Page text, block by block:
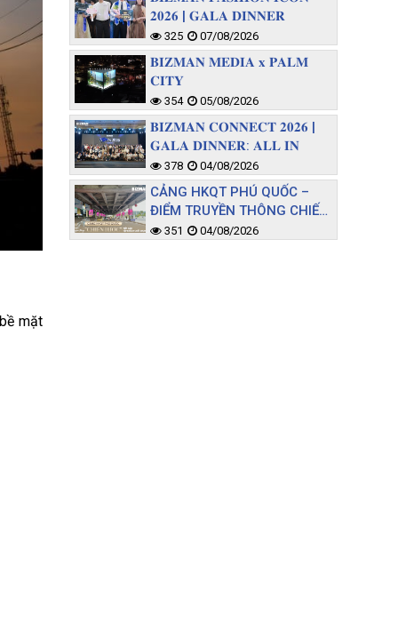
mặt
𝟐𝟎𝟐𝟔 | 𝐆𝐀𝐋𝐀 𝐃𝐈𝐍𝐍𝐄𝐑
325 07/08/2026
𝐁𝐈𝐙𝐌𝐀𝐍 𝐌𝐄𝐃𝐈𝐀 𝐱 𝐏𝐀𝐋𝐌
𝐂𝐈𝐓𝐘
354 05/08/2026
𝐁𝐈𝐙𝐌𝐀𝐍 𝐂𝐎𝐍𝐍𝐄𝐂𝐓 𝟐𝟎𝟐𝟔 |
𝐆𝐀𝐋𝐀 𝐃𝐈𝐍𝐍𝐄𝐑: 𝐀𝐋𝐋 𝐈𝐍
378 04/08/2026
CẢNG HKQT PHÚ QUỐC –
ĐIỂM TRUYỀN THÔNG CHIẾN
LƯỢC TIẾP CẬN TỆP KHÁCH
351 04/08/2026